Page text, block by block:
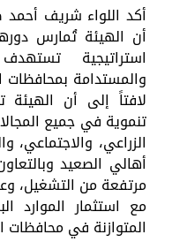
أكد اللواء شريف
استراتيجية
لافتاً إلى أن
الزراعي، والاجتماعي،
أهالي الصعيد
مرتفعة من التشغيل،
مع استثمار الموارد
المتوازنة في محافظات